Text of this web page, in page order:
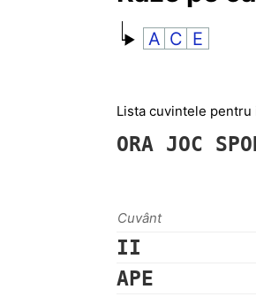
A C E
Lista cuvintele
ORA JOC
Cuvânt
II
APE